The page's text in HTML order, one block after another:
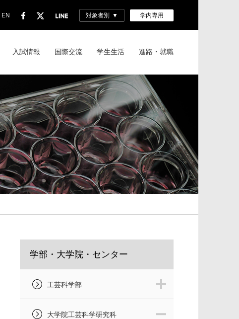
EN 対象者別 学内専用
入試情報 国際交流 学生生活 進路・就職
学部・大学院・センター
工芸科学部
大学院工芸科学研究科